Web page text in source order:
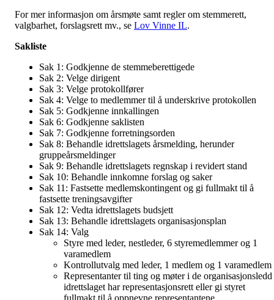
For mer informasjon om årsmøte samt regler om stemmerett,
valgbarhet, forslagsrett mv., se Lov Vinne IL.
Sakliste
Sak 1: Godkjenne de stemmeberettigede
Sak 2: Velge dirigent
Sak 3: Velge protokollfører
Sak 4: Velge to medlemmer til å underskrive protokollen
Sak 5: Godkjenne innkallingen
Sak 6: Godkjenne saklisten
Sak 7: Godkjenne forretningsorden
Sak 8: Behandle idrettslagets årsmelding, herunder
gruppeårsmeldinger
Sak 9: Behandle idrettslagets regnskap i revidert stand
Sak 10: Behandle innkomne forslag og saker
Sak 11: Fastsette medlemskontingent og gi fullmakt til å
fastsette treningsavgifter
Sak 12: Vedta idrettslagets budsjett
Sak 13: Behandle idrettslagets organisasjonsplan
Sak 14: Valg
Styre med leder, nestleder, 6 styremedlemmer og 1
varamedlem
Kontrollutvalg med leder, 1 medlem og 1 varamedlem
Representanter til ting og møter i de organisasjonsledd
idrettslaget har representasjonsrett eller gi styret